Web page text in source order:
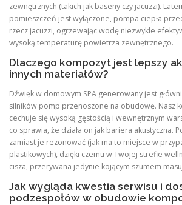
zewnętrznych (takich jak baseny czy jacuzzi).
pomieszczeń jest wyłączone, pompa ciepła
rzecz jacuzzi, ogrzewając wodę niezwykle
wysoką temperaturę powietrza zewnętrznego.
Dlaczego kompozyt jest lepszy
innych materiałów?
Dźwięk w domowym SPA generowany jest
silników pomp przenoszone na obudowę. Nasz
cechuje się wysoką gęstością i wewnętrznym
co sprawia, że działa on jak bariera akustyczna.
zamiast je rezonować (jak ma to miejsce w
plastikowych), dzięki czemu w Twojej strefie
cisza, przerywana jedynie kojącym szumem
Jak wygląda kwestia serwisu i
podzespołów w obudowie